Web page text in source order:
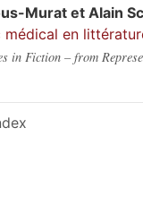
Murat et Alain
en
in Fiction – from